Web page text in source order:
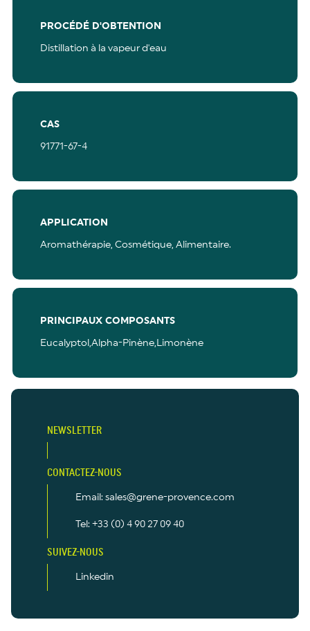
PROCÉDÉ D'OBTENTION
Distillation à la vapeur d'eau
CAS
91771-67-4
APPLICATION
Aromathérapie, Cosmétique, Alimentaire.
PRINCIPAUX COMPOSANTS
Eucalyptol,Alpha-Pinène,Limonène
NEWSLETTER
CONTACTEZ-NOUS
Email: sales@grene-provence.com
Tel: +33 (0) 4 90 27 09 40
SUIVEZ-NOUS
Linkedin